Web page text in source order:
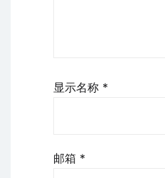
显示名称 *
邮箱 *